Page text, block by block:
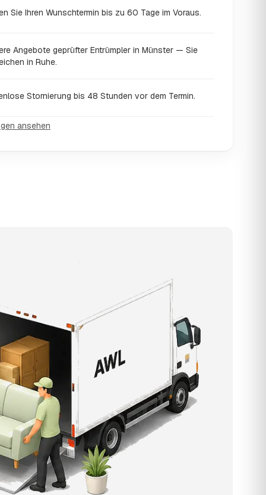
Sie Ihren Wunschtermin bis zu 60 Tage im Voraus.
Angebote geprüfter Entrümpler in Münster — Sie
in Ruhe.
Stornierung bis 48 Stunden vor dem Termin.
ansehen